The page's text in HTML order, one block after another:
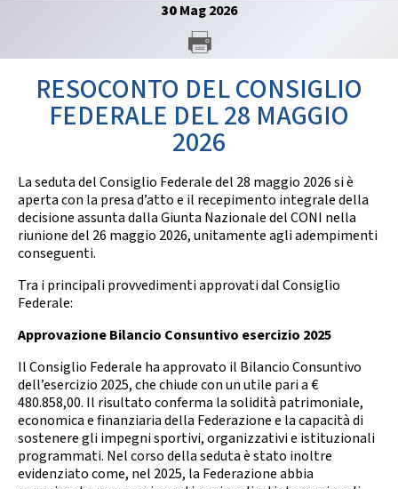
GARE
Contatti Discipline
Tesseramento Territorio
Formazione Albo Soci
Calendario Gare Media
30Mag2026
RESOCONTO DEL CONSIGLIO
FEDERALE DEL 28 MAGGIO
2026
La seduta del Consiglio Federale del 28 maggio 2026 si è
aperta con la presa d’atto e il recepimento integrale della
decisione assunta dalla Giunta Nazionale del CONI nella
riunione del 26 maggio 2026, unitamente agli adempimenti
conseguenti.
Tra i principali provvedimenti approvati dal Consiglio
Federale:
Approvazione Bilancio Consuntivo esercizio 2025
Il Consiglio Federale ha approvato il Bilancio Consuntivo
dell’esercizio 2025, che chiude con un utile pari a €
480.858,00. Il risultato conferma la solidità patrimoniale,
economica e finanziaria della Federazione e la capacità di
sostenere gli impegni sportivi, organizzativi e istituzionali
programmati. Nel corso della seduta è stato inoltre
evidenziato come, nel 2025, la Federazione abbia